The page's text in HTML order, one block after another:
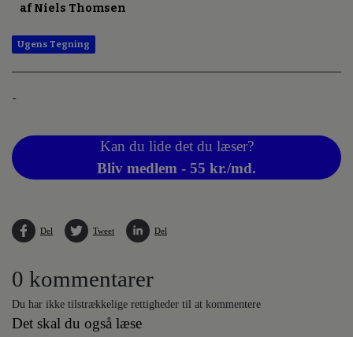
af Niels Thomsen
Ugens Tegning
-
Kan du lide det du læser?
Bliv medlem - 55 kr./md.
Del Tweet Del
0 kommentarer
Du har ikke tilstrækkelige rettigheder til at kommentere
Det skal du også læse